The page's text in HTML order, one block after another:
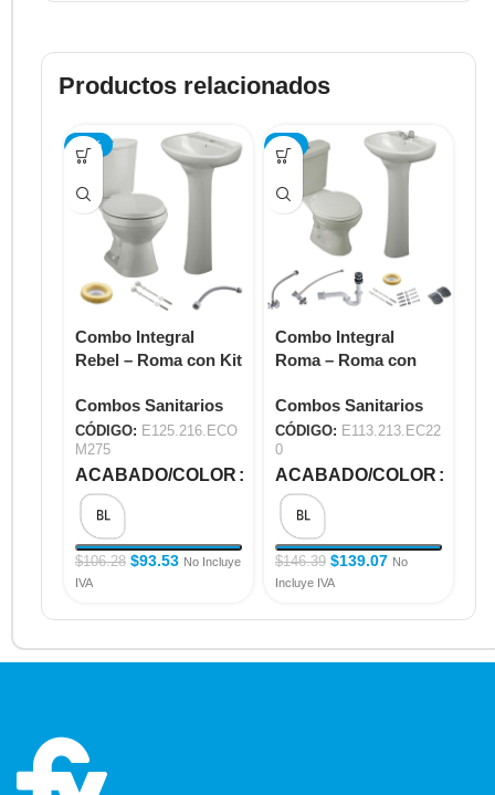
Productos relacionados
-12%
Combo Integral
Rebel – Roma con Kit
E125.216.ECOM275
Combos Sanitarios
CÓDIGO: E125.216.ECO
M275
ACABADO/COLOR
$106.28 $93.53 No Incluye
IVA
-5%
Combo Integral
Roma – Roma con
E113.213.EC220
Combos Sanitarios
CÓDIGO: E113.213.EC22
0
ACABADO/COLOR
$146.39 $139.07 No
Incluye IVA